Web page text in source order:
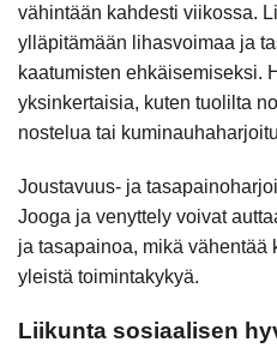
vähintään kahdesti viikossa.
ylläpitämään lihasvoimaa ja
kaatumisten ehkäisemiseksi.
yksinkertaisia, kuten tuolilta
nostelua tai
Joustavuus- ja
Jooga ja venyttely voivat
ja tasapainoa, mikä vähentää
yleistä toimintakykyä.
Liikunta sosiaalisen